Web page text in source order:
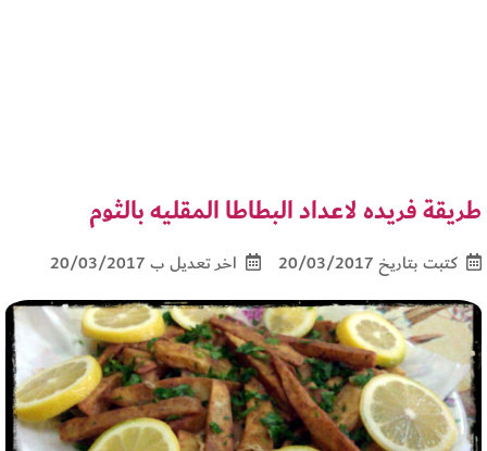
طريقة فريده لاعداد البطاطا المقليه بالثوم
كتبت بتاريخ 20/03/2017 اخر تعديل ب 20/03/2017